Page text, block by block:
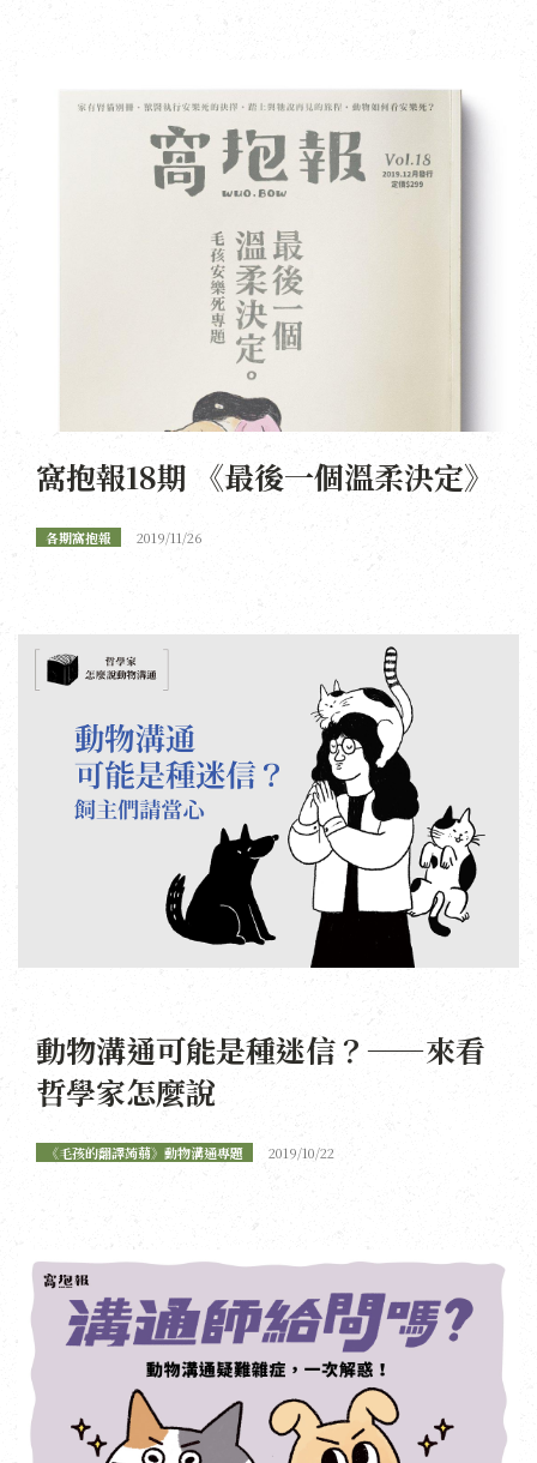
窩抱報18期 《最後一個溫柔決定》
各期窩抱報 2019/11/26
動物溝通可能是種迷信？——來看
哲學家怎麼說
《毛孩的翻譯蒟蒻》動物溝通專題 2019/10/22